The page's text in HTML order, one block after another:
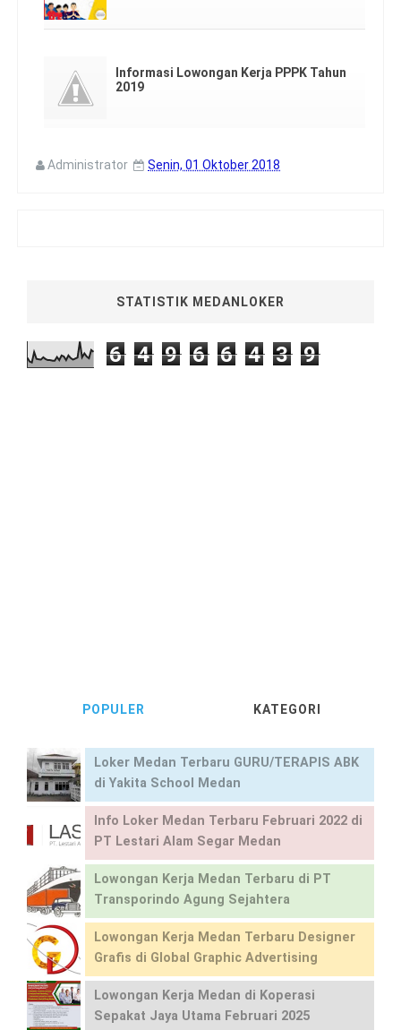
Informasi Lowongan Kerja PPPK Tahun
2019
Administrator Senin, 01 Oktober 2018
STATISTIK MEDANLOKER
6 4 9 6 6 4 3 9
POPULER KATEGORI
Loker Medan Terbaru GURU/TERAPIS ABK
di Yakita School Medan
Info Loker Medan Terbaru Februari 2022 di
PT Lestari Alam Segar Medan
Lowongan Kerja Medan Terbaru di PT
Transporindo Agung Sejahtera
Lowongan Kerja Medan Terbaru Designer
Grafis di Global Graphic Advertising
Lowongan Kerja Medan di Koperasi
Sepakat Jaya Utama Februari 2025